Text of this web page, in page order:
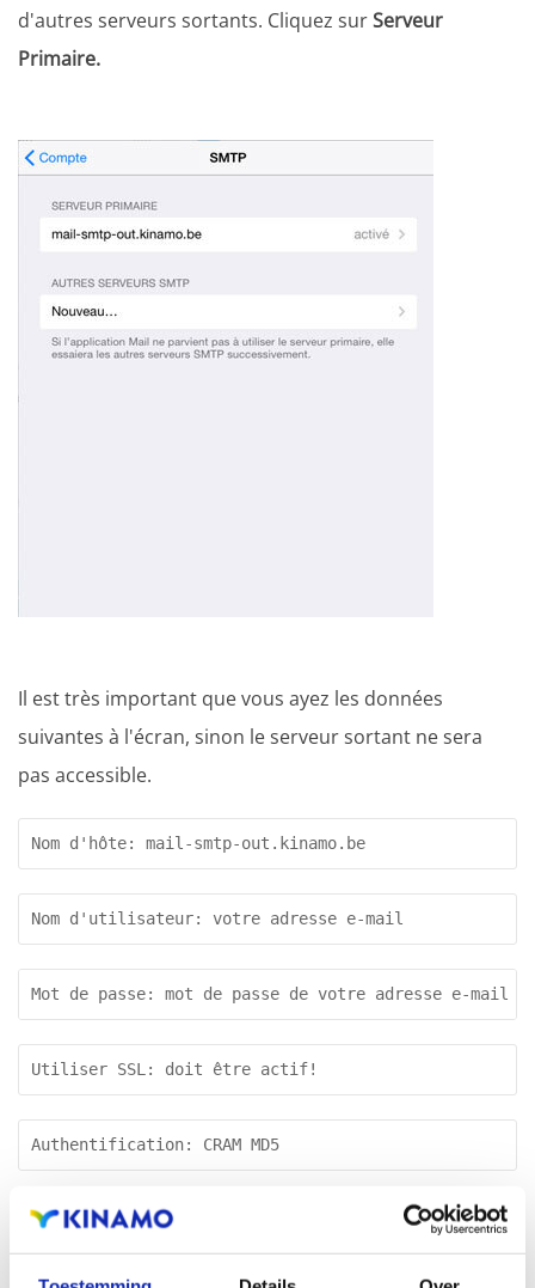
d'autres serveurs sortants. Cliquez surServeur
Primaire.
Il est très important que vous ayez les données
suivantes à l'écran, sinon le serveur sortant ne sera
pas accessible.
Nom d'hôte: mail-smtp-out.kinamo.be
Nom d'utilisateur: votre adresse e-mail
Mot de passe: mot de passe de votre adresse e-mail
Utiliser SSL: doit être actif!
Authentification: CRAM MD5
Port du serveur: 2525 ou 587